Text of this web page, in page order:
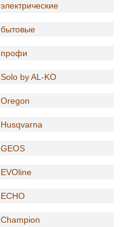
электрические
бытовые
профи
Solo by AL-KO
Oregon
Husqvarna
GEOS
EVOline
ECHO
Champion